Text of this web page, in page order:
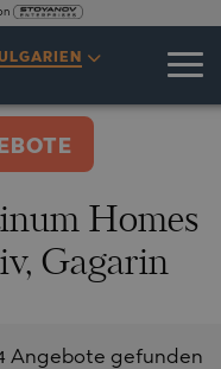
Homes
Gagarin
Angebote gefunden